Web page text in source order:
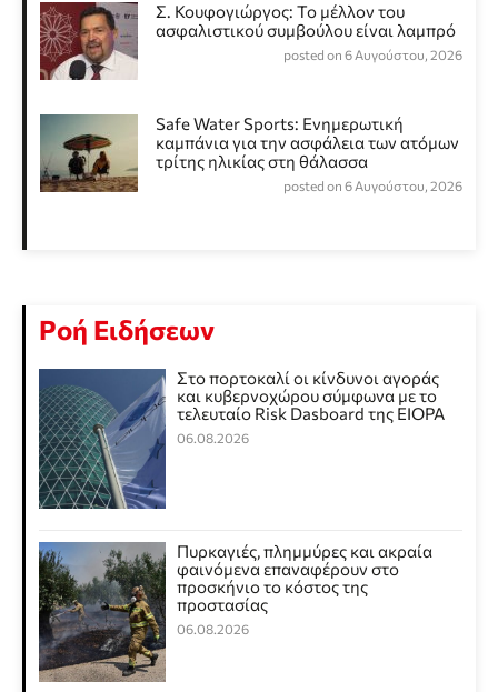
Σ. Κουφογιώργος: To μέλλον του
ασφαλιστικού συμβούλου είναι λαμπρό
posted on 6 Αυγούστου, 2026
Safe Water Sports: Eνημερωτική
καμπάνια για την ασφάλεια των ατόμων
τρίτης ηλικίας στη θάλασσα
posted on 6 Αυγούστου, 2026
Ροή Ειδήσεων
Στο πορτοκαλί οι κίνδυνοι αγοράς
και κυβερνοχώρου σύμφωνα με το
τελευταίο Risk Dasboard της EIOPA
06.08.2026
Πυρκαγιές, πλημμύρες και ακραία
φαινόμενα επαναφέρουν στο
προσκήνιο το κόστος της
προστασίας
06.08.2026